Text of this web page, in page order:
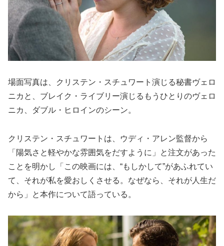
場面写真は、クリステン・スチュワート演じる秘書ヴェロ
ニカと、ブレイク・ライブリー演じるもうひとりのヴェロ
ニカ、ダブル・ヒロインのシーン。
クリステン・スチュワートは、ウディ・アレン監督から
「陽気さと軽やかな雰囲気をだすように」と注文があった
ことを明かし「この映画には、“もしかして”があふれてい
て、それが私を愛おしくさせる。なぜなら、それが人生だ
から」と本作について語っている。